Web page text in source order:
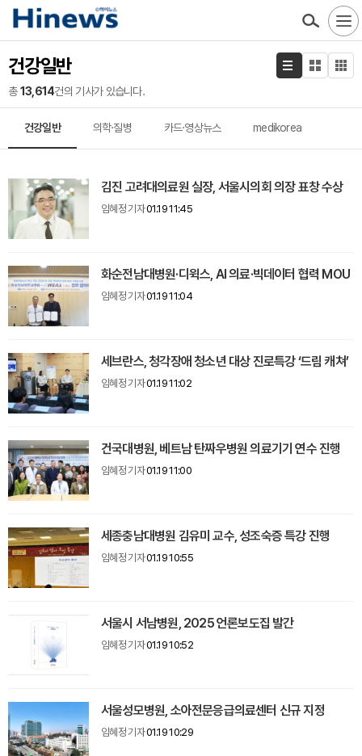
건강일반
총13,614건의 기사가 있습니다.
건강일반 의학·질병 카드·영상뉴스 medikorea
김진 고려대의료원 실장, 서울시의회 의장 표창 수상
임혜정 기자01.19 11:45
화순전남대병원·디윅스, AI 의료·빅데이터 협력 MOU
임혜정 기자01.19 11:04
세브란스, 청각장애 청소년 대상 진로특강 ‘드림 캐쳐’
임혜정 기자01.19 11:02
건국대병원, 베트남 탄짜우병원 의료기기 연수 진행
임혜정 기자01.19 11:00
세종충남대병원 김유미 교수, 성조숙증 특강 진행
임혜정 기자01.19 10:55
서울시 서남병원, 2025 언론보도집 발간
임혜정 기자01.19 10:52
서울성모병원, 소아전문응급의료센터 신규 지정
임혜정 기자01.19 10:29